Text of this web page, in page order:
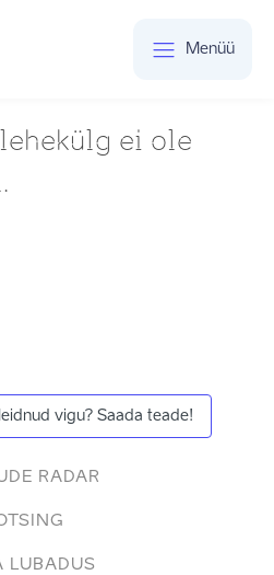
Menüü
ei ole
vigu? Saada teade!
RADAR
LUBADUS